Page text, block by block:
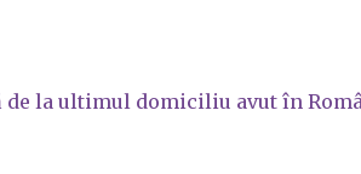
la ultimul domiciliu avut în